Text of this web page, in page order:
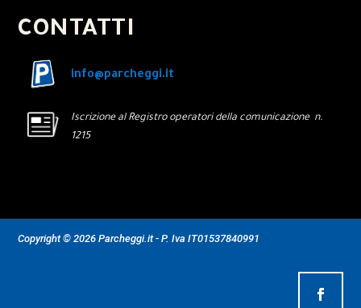
CONTATTI
info@parcheggi.it
Iscrizione al Registro operatori della comunicazione n.
1215
Copyright © 2026 Parcheggi.it - P. Iva IT01537840991